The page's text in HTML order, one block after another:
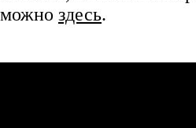
можно здесь.